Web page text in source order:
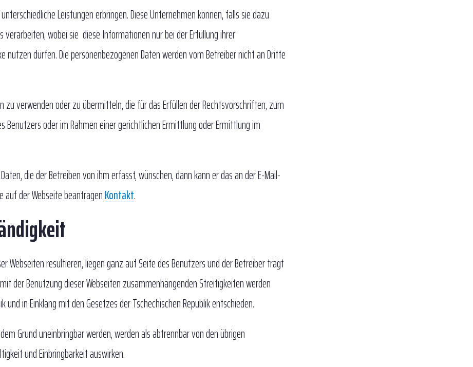
Leistungen erbringen. Diese Unternehmen können, falls sie dazu
wobei sie diese Informationen nur bei der Erfüllung ihrer
dürfen. Die personenbezogenen Daten werden vom Betreiber nicht an Dritte
zu verwenden oder zu übermitteln, die für das Erfüllen der Rechtsvorschriften, zum
oder im Rahmen einer gerichtlichen Ermittlung oder Ermittlung im
die der Betreiben von ihm erfasst, wünschen, dann kann er das an der E-Mail-
auf der Webseite beantragenKontakt.
Webseiten resultieren, liegen ganz auf Seite des Benutzers und der Betreiber trägt
der Benutzung dieser Webseiten zusammenhängenden Streitigkeiten werden
in Einklang mit den Gesetzes der Tschechischen Republik entschieden.
Grund uneinbringbar werden, werden als abtrennbar von den übrigen
und Einbringbarkeit auswirken.